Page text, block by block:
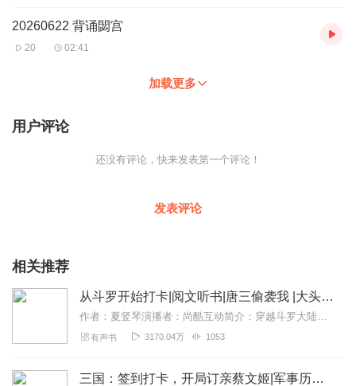
20260622 背诵閟宫
20 02:41
加载更多
用户评论
还没有评论，快来发表第一个评论！
发表评论
相关推荐
从斗罗开始打卡|阅文听书|唐三偷袭我 |大头唐三
作者：夏竖琴演播者：尚酷互动简介：穿越斗罗大陆，本想咸鱼一生的王枫，却意外开启打卡辅助系统！“叮，斗罗大陆剧情正式开启，宿主打卡成功，恭喜获得：流星泪！”...
有声书 3170.04万 1053
三国：签到打卡，开局订亲蔡文姬|军事历史&乱世群雄